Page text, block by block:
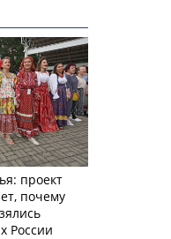
проект
почему
России